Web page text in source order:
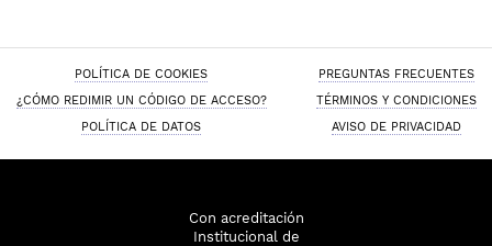
POLÍTICA DE COOKIES
PREGUNTAS FRECUENTES
¿CÓMO REDIMIR UN CÓDIGO DE ACCESO?
TÉRMINOS Y CONDICIONES
POLÍTICA DE DATOS
AVISO DE PRIVACIDAD
Con acreditación
Institucional de